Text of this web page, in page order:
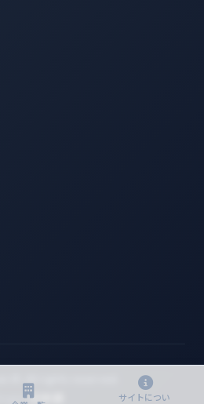
English日本語 サイトについ